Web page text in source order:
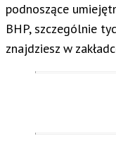
podnoszące
BHP, szczególnie
znajdziesz w